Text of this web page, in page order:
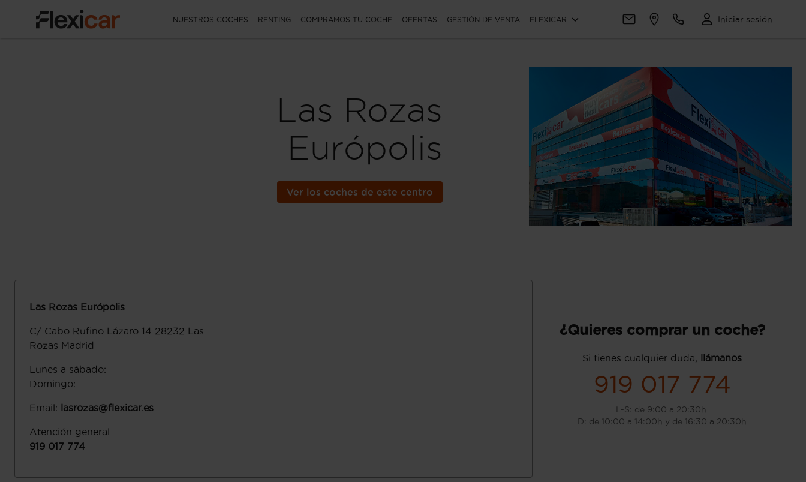
NUESTROS COCHES RENTING COMPRAMOS TU COCHE OFERTAS GESTIÓN DE VENTA FLEXICAR Iniciar sesión
Las Rozas
Európolis
Ver los coches de este centro
Las Rozas Európolis
C/ Cabo Rufino Lázaro 14 28232 Las
Rozas Madrid
Lunes a sábado:
Domingo:
Email: lasrozas@flexicar.es
Atención general
919 017 774
¿Quieres comprar un coche?
Si tienes cualquier duda, llámanos
919 017 774
L-S: de 9:00 a 20:30h.
D: de 10:00 a 14:00h y de 16:30 a 20:30h